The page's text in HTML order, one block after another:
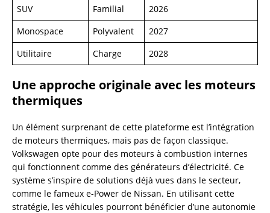
SUV
Familial
2026
Monospace
Polyvalent
2027
Utilitaire
Charge 2028
Une approche originale avec les moteurs
thermiques
Un élément surprenant de cette plateforme est l’intégration
de moteurs thermiques, mais pas de façon classique.
Volkswagen opte pour des moteurs à combustion internes
qui fonctionnent comme des générateurs d’électricité. Ce
système s’inspire de solutions déjà vues dans le secteur,
comme le fameux e-Power de Nissan. En utilisant cette
stratégie, les véhicules pourront bénéficier d’une autonomie